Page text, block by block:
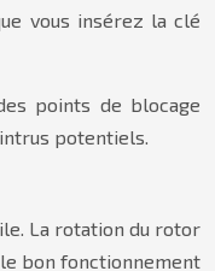
vous insérez la clé
points de blocage
potentiels.
La rotation du rotor
bon fonctionnement